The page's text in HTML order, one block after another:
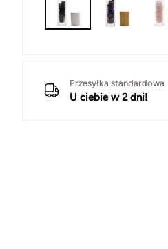
Przesyłka standardowa
U ciebie w 2 dni!